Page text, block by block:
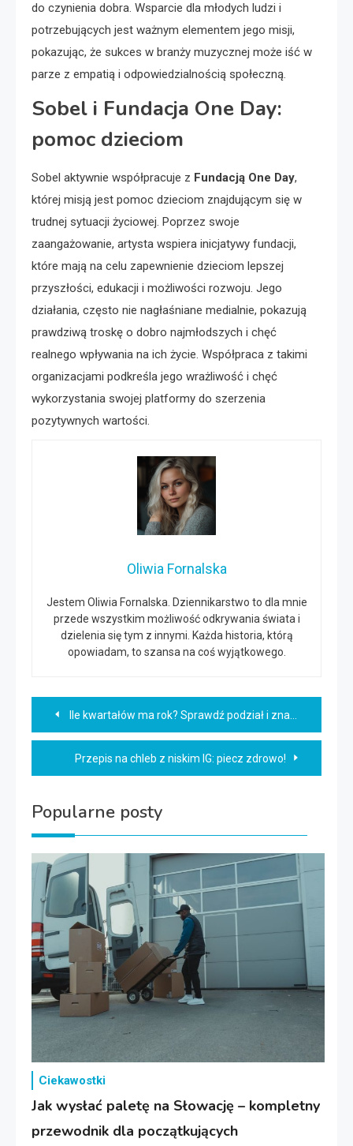
do czynienia dobra. Wsparcie dla młodych ludzi i
potrzebujących jest ważnym elementem jego misji,
pokazując, że sukces w branży muzycznej może iść w
parze z empatią i odpowiedzialnością społeczną.
Sobel i Fundacja One Day:
pomoc dzieciom
Sobel aktywnie współpracuje z Fundacją One Day,
której misją jest pomoc dzieciom znajdującym się w
trudnej sytuacji życiowej. Poprzez swoje
zaangażowanie, artysta wspiera inicjatywy fundacji,
które mają na celu zapewnienie dzieciom lepszej
przyszłości, edukacji i możliwości rozwoju. Jego
działania, często nie nagłaśniane medialnie, pokazują
prawdziwą troskę o dobro najmłodszych i chęć
realnego wpływania na ich życie. Współpraca z takimi
organizacjami podkreśla jego wrażliwość i chęć
wykorzystania swojej platformy do szerzenia
pozytywnych wartości.
Oliwia Fornalska
Jestem Oliwia Fornalska. Dziennikarstwo to dla mnie
przede wszystkim możliwość odkrywania świata i
dzielenia się tym z innymi. Każda historia, którą
opowiadam, to szansa na coś wyjątkowego.
Nawigacja
wpisu
Ile kwartałów ma rok? Sprawdź podział i znaczenie!
Przepis na chleb z niskim IG: piecz zdrowo!
Popularne posty
Ciekawostki
Jak wysłać paletę na Słowację – kompletny
przewodnik dla początkujących